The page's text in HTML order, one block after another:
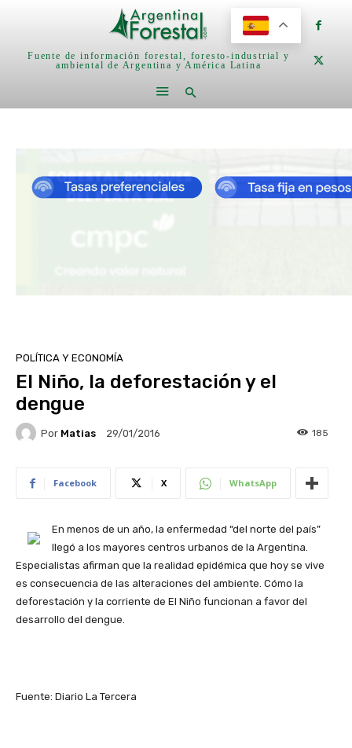
Fuente de información forestal, foresto-industrial y
ambiental de Argentina y América Latina
POLÍTICA Y ECONOMÍA
El Niño, la deforestación y el
dengue
Por Matias 29/01/2016 185
Facebook X WhatsApp
En menos de un año, la enfermedad “del norte del país”
llegó a los mayores centros urbanos de la Argentina.
Especialistas afirman que la realidad epidémica que hoy se vive
es consecuencia de las alteraciones del ambiente. Cómo la
deforestación y la corriente de El Niño funcionan a favor del
desarrollo del dengue.
Fuente: Diario La Tercera